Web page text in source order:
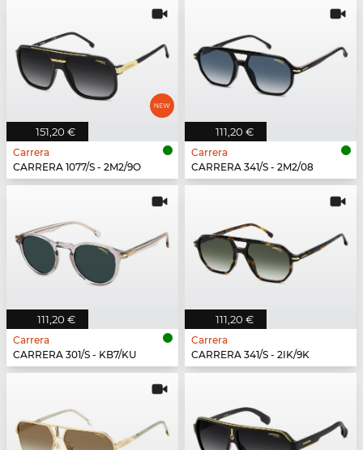
151,20 €
Carrera
CARRERA 1077/S - 2M2/9O
111,20 €
Carrera
CARRERA 341/S - 2M2/08
111,20 €
Carrera
CARRERA 301/S - KB7/KU
111,20 €
Carrera
CARRERA 341/S - 2IK/9K